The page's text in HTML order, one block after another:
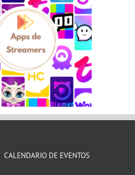
CALENDARIO DE EVENTOS